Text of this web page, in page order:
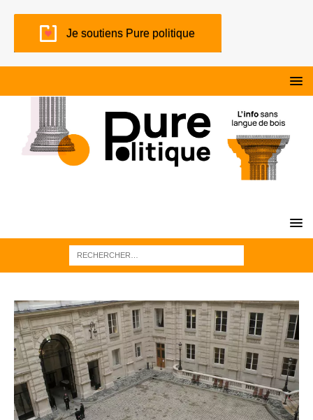
Je soutiens Pure politique